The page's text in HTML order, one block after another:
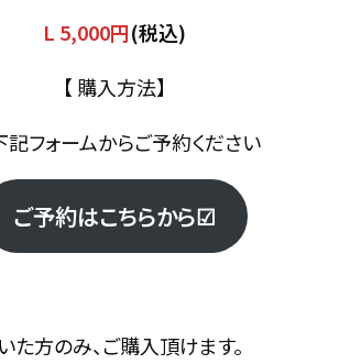
L 5,000円(税込)
【 購入方法】
フォームからご予約ください
ご予約はこちらから☑︎
方のみ、ご購入頂けます。